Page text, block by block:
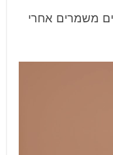
משמרים אחרי